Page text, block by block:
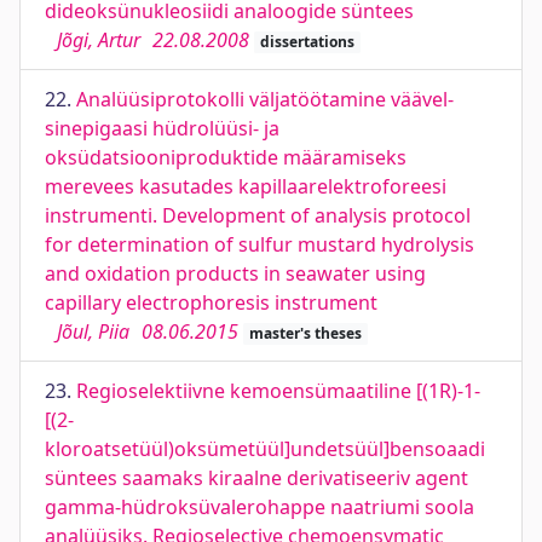
dideoksünukleosiidi analoogide süntees
Jõgi, Artur 22.08.2008 dissertations
22. Analüüsiprotokolli väljatöötamine väävel-
sinepigaasi hüdrolüüsi- ja
oksüdatsiooniproduktide määramiseks
merevees kasutades kapillaarelektroforeesi
instrumenti. Development of analysis protocol
for determination of sulfur mustard hydrolysis
and oxidation products in seawater using
capillary electrophoresis instrument
Jõul, Piia 08.06.2015 master's theses
23. Regioselektiivne kemoensümaatiline [(1R)-1-
[(2-
kloroatsetüül)oksümetüül]undetsüül]bensoaadi
süntees saamaks kiraalne derivatiseeriv agent
gamma-hüdroksüvalerohappe naatriumi soola
analüüsiks. Regioselective chemoensymatic